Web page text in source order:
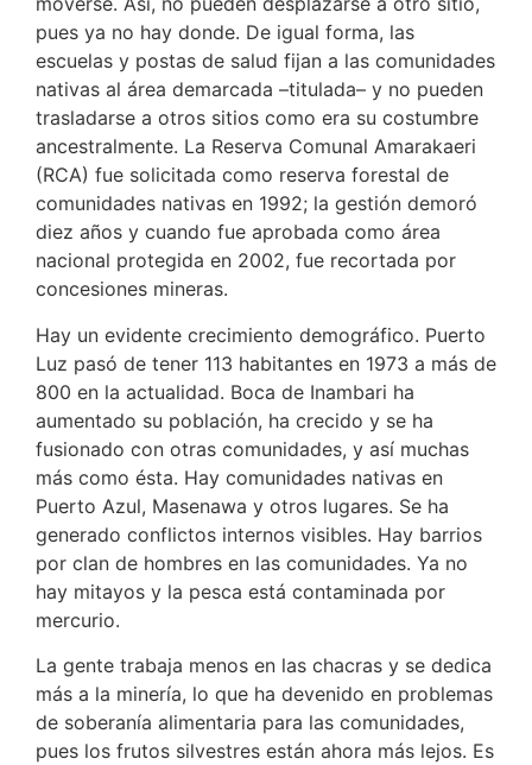
pues ya no hay donde. De igual forma, las
escuelas y postas de salud fijan a las comunidades
nativas al área demarcada –titulada– y no pueden
trasladarse a otros sitios como era su costumbre
ancestralmente. La Reserva Comunal Amarakaeri
(RCA) fue solicitada como reserva forestal de
comunidades nativas en 1992; la gestión demoró
diez años y cuando fue aprobada como área
nacional protegida en 2002, fue recortada por
concesiones mineras.
Hay un evidente crecimiento demográfico. Puerto
Luz pasó de tener 113 habitantes en 1973 a más de
800 en la actualidad. Boca de Inambari ha
aumentado su población, ha crecido y se ha
fusionado con otras comunidades, y así muchas
más como ésta. Hay comunidades nativas en
Puerto Azul, Masenawa y otros lugares. Se ha
generado conflictos internos visibles. Hay barrios
por clan de hombres en las comunidades. Ya no
hay mitayos y la pesca está contaminada por
mercurio.
La gente trabaja menos en las chacras y se dedica
más a la minería, lo que ha devenido en problemas
de soberanía alimentaria para las comunidades,
pues los frutos silvestres están ahora más lejos. Es